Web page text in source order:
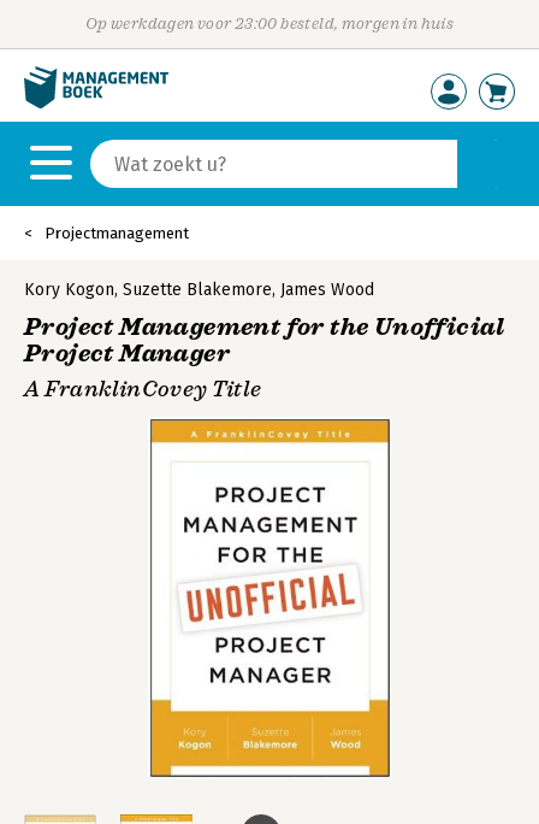
Op werkdagen voor 23:00 besteld, morgen in huis
Projectmanagement
Kory Kogon, Suzette Blakemore, James Wood
Project Management for the Unofficial
Project Manager
A FranklinCovey Title